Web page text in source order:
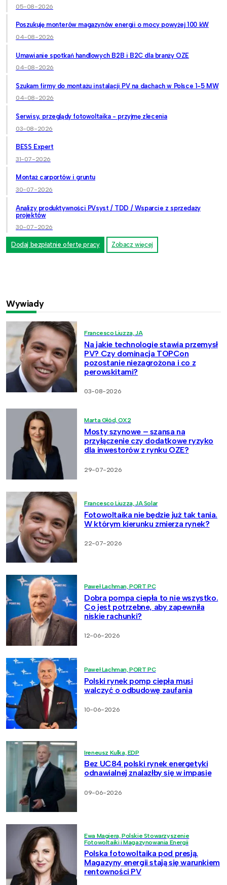
05-08-2026
Poszukuję monterów magazynów energii o mocy powyżej 100 kW
04-08-2026
Umawianie spotkań handlowych B2B i B2C dla branży OZE
04-08-2026
Szukam firmy do montażu instalacji PV na dachach w Polsce 1-5 MW
04-08-2026
Serwisy, przeglądy fotowoltaika - przyjmę zlecenia
03-08-2026
BESS Expert
31-07-2026
Montaż carportów i gruntu
30-07-2026
Analizy produktywności PVsyst / TDD / Wsparcie z sprzedaży
projektów
30-07-2026
Dodaj bezpłatnie ofertę pracy Zobacz więcej
Wywiady
Francesco Liuzza, JA
Na jakie technologie stawia przemysł
PV? Czy dominacja TOPCon
pozostanie niezagrożona i co z
perowskitami?
03-08-2026
Marta Głód, OX2
Mosty szynowe – szansa na
przyłączenie czy dodatkowe ryzyko
dla inwestorów z rynku OZE?
29-07-2026
Francesco Liuzza, JA Solar
Fotowoltaika nie będzie już tak tania.
W którym kierunku zmierza rynek?
22-07-2026
Paweł Lachman, PORT PC
Dobra pompa ciepła to nie wszystko.
Co jest potrzebne, aby zapewniła
niskie rachunki?
12-06-2026
Paweł Lachman, PORT PC
Polski rynek pomp ciepła musi
walczyć o odbudowę zaufania
10-06-2026
Ireneusz Kulka, EDP
Bez UC84 polski rynek energetyki
odnawialnej znalazłby się w impasie
09-06-2026
Ewa Magiera, Polskie Stowarzyszenie
Fotowoltaiki i Magazynowania Energii
Polska fotowoltaika pod presją.
Magazyny energii stają się warunkiem
rentowności PV